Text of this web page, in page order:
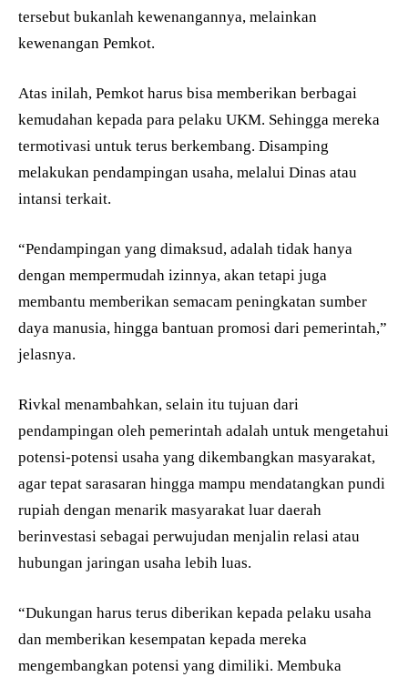
tersebut bukanlah kewenangannya, melainkan
kewenangan Pemkot.
Atas inilah, Pemkot harus bisa memberikan berbagai
kemudahan kepada para pelaku UKM. Sehingga mereka
termotivasi untuk terus berkembang. Disamping
melakukan pendampingan usaha, melalui Dinas atau
intansi terkait.
“Pendampingan yang dimaksud, adalah tidak hanya
dengan mempermudah izinnya, akan tetapi juga
membantu memberikan semacam peningkatan sumber
daya manusia, hingga bantuan promosi dari pemerintah,”
jelasnya.
Rivkal menambahkan, selain itu tujuan dari
pendampingan oleh pemerintah adalah untuk mengetahui
potensi-potensi usaha yang dikembangkan masyarakat,
agar tepat sarasaran hingga mampu mendatangkan pundi
rupiah dengan menarik masyarakat luar daerah
berinvestasi sebagai perwujudan menjalin relasi atau
hubungan jaringan usaha lebih luas.
“Dukungan harus terus diberikan kepada pelaku usaha
dan memberikan kesempatan kepada mereka
mengembangkan potensi yang dimiliki. Membuka